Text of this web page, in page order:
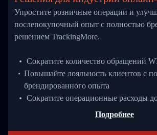
Упростите розничные операции и
послепокупочный опыт с полностью
решением TrackingMore.
Сократите количество обращений
Повышайте лояльность клиентов с
брендированного опыта
Сократите операционные расходы
Подробнее